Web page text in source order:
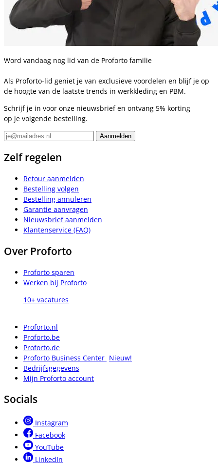
Word vandaag nog lid van de Proforto familie
Als Proforto-lid geniet je van exclusieve voordelen en blijf je op
de hoogte van de laatste trends in werkkleding en PBM.
Schrijf je in voor onze nieuwsbrief en ontvang 5% korting
op je volgende bestelling.
Zelf regelen
Retour aanmelden
Bestelling volgen
Bestelling annuleren
Garantie aanvragen
Nieuwsbrief aanmelden
Klantenservice (FAQ)
Over Proforto
Proforto sparen
Werken bij Proforto
10+ vacatures
Proforto.nl
Proforto.be
Proforto.de
Proforto Business Center Nieuw!
Bedrijfsgegevens
Mijn Proforto account
Socials
Instagram
Facebook
YouTube
LinkedIn